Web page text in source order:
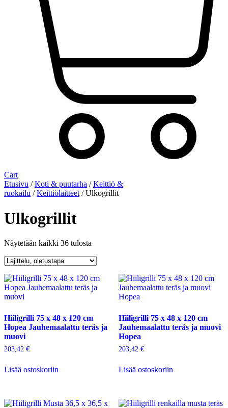
Cart
Etusivu /Koti & puutarha /Keittiö &
ruokailu /Keittiölaitteet / Ulkogrillit
Ulkogrillit
Näytetään kaikki 36 tulosta
Hiiligrilli 75 x 48 x 120 cm
Hopea Jauhemaalattu teräs ja
muovi
203,42 €
Lisää ostoskoriin
Hiiligrilli 75 x 48 x 120 cm
Jauhemaalattu teräs ja muovi
Hopea
203,42 €
Lisää ostoskoriin